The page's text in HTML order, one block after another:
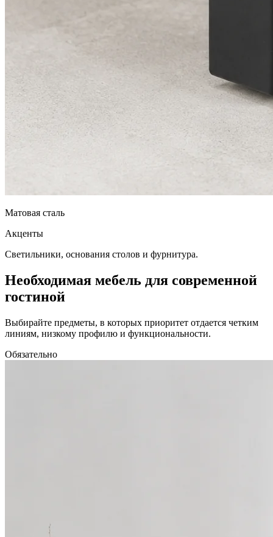
Матовая сталь
Акценты
Светильники, основания столов и фурнитура.
Необходимая мебель для современной
гостиной
Выбирайте предметы, в которых приоритет отдается четким
линиям, низкому профилю и функциональности.
Обязательно